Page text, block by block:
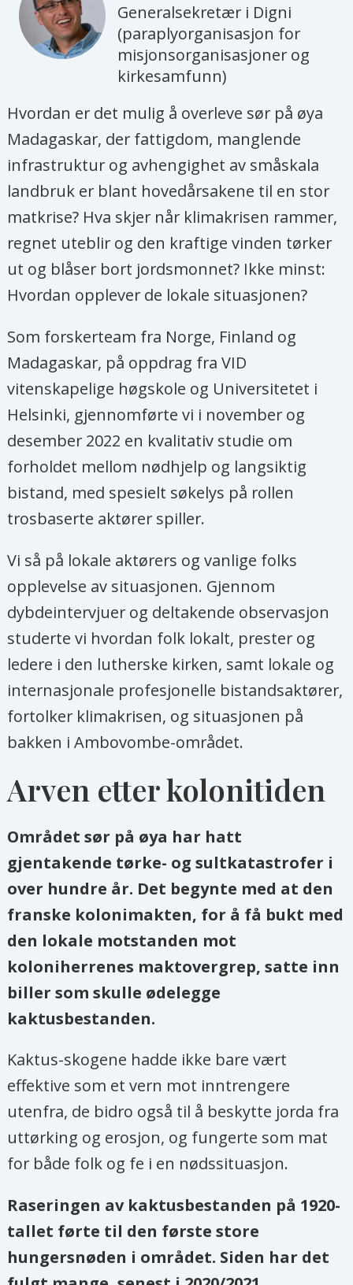
Generalsekretær i Digni
(paraplyorganisasjon for
misjonsorganisasjoner og
kirkesamfunn)
Hvordan er det mulig å overleve sør på øya
Madagaskar, der fattigdom, manglende
infrastruktur og avhengighet av småskala
landbruk er blant hovedårsakene til en stor
matkrise? Hva skjer når klimakrisen rammer,
regnet uteblir og den kraftige vinden tørker
ut og blåser bort jordsmonnet? Ikke minst:
Hvordan opplever de lokale situasjonen?
Som forskerteam fra Norge, Finland og
Madagaskar, på oppdrag fra VID
vitenskapelige høgskole og Universitetet i
Helsinki, gjennomførte vi i november og
desember 2022 en kvalitativ studie om
forholdet mellom nødhjelp og langsiktig
bistand, med spesielt søkelys på rollen
trosbaserte aktører spiller.
Vi så på lokale aktørers og vanlige folks
opplevelse av situasjonen. Gjennom
dybdeintervjuer og deltakende observasjon
studerte vi hvordan folk lokalt, prester og
ledere i den lutherske kirken, samt lokale og
internasjonale profesjonelle bistandsaktører,
fortolker klimakrisen, og situasjonen på
bakken i Ambovombe-området.
Arven etter kolonitiden
Området sør på øya har hatt
gjentakende tørke- og sultkatastrofer i
over hundre år. Det begynte med at den
franske kolonimakten, for å få bukt med
den lokale motstanden mot
koloniherrenes maktovergrep, satte inn
biller som skulle ødelegge
kaktusbestanden.
Kaktus-skogene hadde ikke bare vært
effektive som et vern mot inntrengere
utenfra, de bidro også til å beskytte jorda fra
uttørking og erosjon, og fungerte som mat
for både folk og fe i en nødssituasjon.
Raseringen av kaktusbestanden på 1920-
tallet førte til den første store
hungersnøden i området. Siden har det